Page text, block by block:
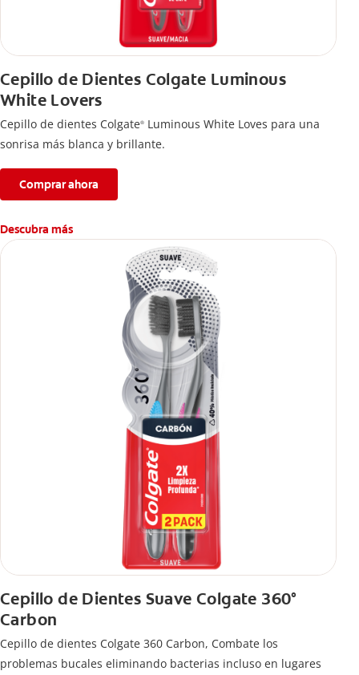
Cepillo de Dientes Colgate Luminous
White Lovers
Cepillo de dientes Colgate® Luminous White Loves para una
sonrisa más blanca y brillante.
Comprar ahora
Descubra más
Cepillo de Dientes Suave Colgate 360°
Carbon
Cepillo de dientes Colgate 360 ​​Carbon, Combate los
problemas bucales eliminando bacterias incluso en lugares